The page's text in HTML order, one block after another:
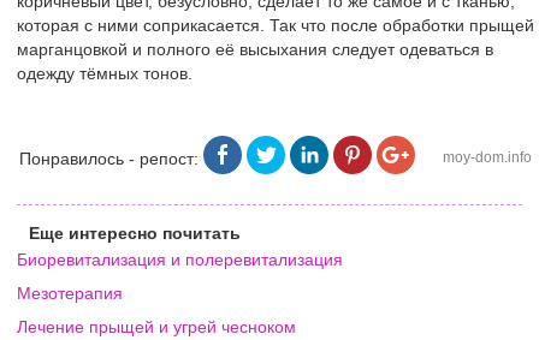
которая с ними соприкасается. Так что после обработки прыщей
марганцовкой и полного её высыхания следует одеваться в
одежду тёмных тонов.
Понравилось - репост: moy-dom.info
Еще интересно почитать
Биоревитализация и полеревитализация
Мезотерапия
Лечение прыщей и угрей чесноком